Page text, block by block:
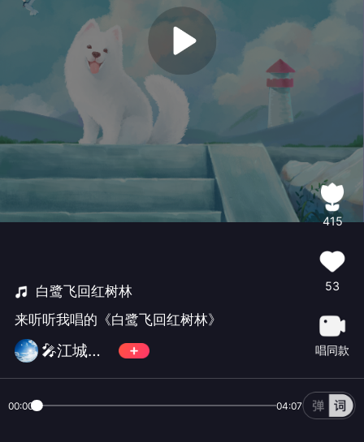
白鹭飞回红树林
来听听我唱的《白鹭飞回红树林》
🎤江城百灵鸟
415
53
唱同款
00:00 04:07